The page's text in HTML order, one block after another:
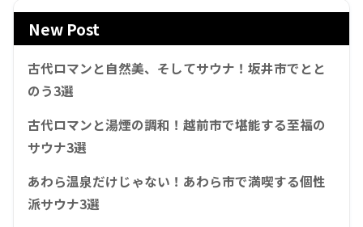
New Post
古代ロマンと自然美、そしてサウナ！坂井市でとと
のう3選
古代ロマンと湯煙の調和！越前市で堪能する至福の
サウナ3選
あわら温泉だけじゃない！あわら市で満喫する個性
派サウナ3選